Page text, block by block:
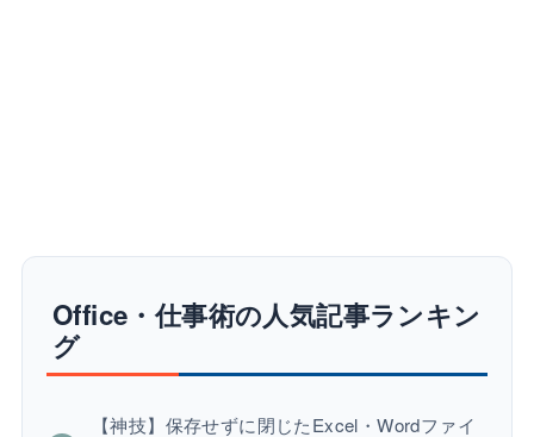
Office・仕事術の人気記事ランキン
グ
【神技】保存せずに閉じたExcel・Wordファイ